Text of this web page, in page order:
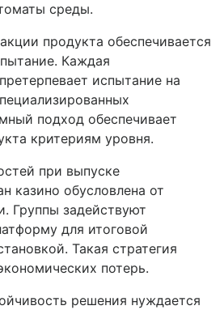
среды.
продукта обеспечивается
Каждая
испытание на
подход обеспечивает
критериям уровня.
при выпуске
казино обусловлена от
Группы задействуют
для итоговой
Такая стратегия
потерь.
решения нуждается